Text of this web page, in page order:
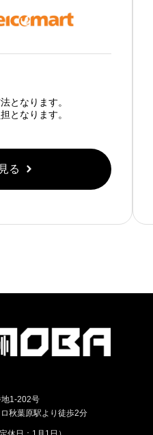
となります。
となります。
る
1-202号
秋葉原駅より徒歩2分